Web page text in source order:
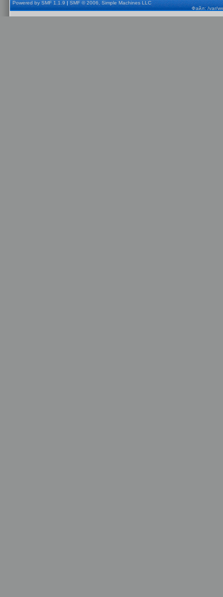
Powered by SMF 1.1.9|SMF © 2006, Simple Machines LLC
Файл: /var/